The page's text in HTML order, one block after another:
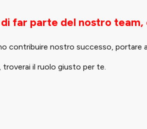
far parte del nostro
nostro successo, portare
il ruolo giusto per te.